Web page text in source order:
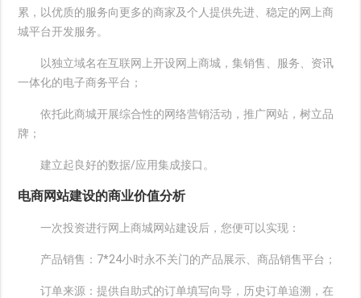
累，以优质的服务向更多的商家及个人提供先进、稳定的网上商
城平台开发服务。
以独立域名在互联网上开设网上商城，集销售、服务、资讯
一体化的电子商务平台；
依托此商城开展综合性的网络营销活动，推广网站，树立品
牌；
建立起良好的数据/应用集成接口。
电商网站建设的商业价值分析
一次投资进行网上商城网站建设后，您便可以实现：
产品销售：7*24小时永不关门的产品展示、商品销售平台；
订单来源：提供自助式的订单填写向导，历史订单追溯，在